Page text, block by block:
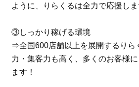
ように、りらくるは全力で応援しま
③しっかり稼げる環境
⇒全国600店舗以上を展開するりら
力・集客力も高く、多くのお客様
ます！